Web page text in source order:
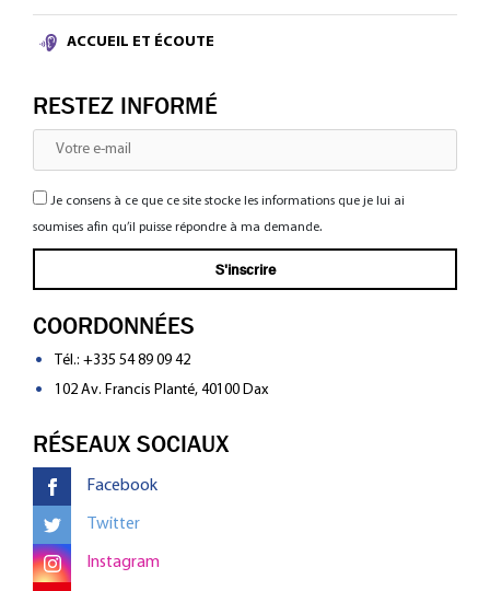
ACCUEIL ET ÉCOUTE
RESTEZ INFORMÉ
Je consens à ce que ce site stocke les informations que je lui ai
soumises afin qu’il puisse répondre à ma demande.
COORDONNÉES
Tél.: +335 54 89 09 42
102 Av. Francis Planté, 40100 Dax
RÉSEAUX SOCIAUX
Facebook
Twitter
Instagram